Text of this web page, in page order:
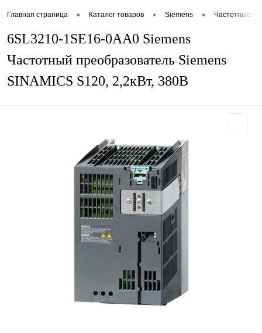
Главная страница • Каталог товаров • Siemens • Частотные
6SL3210-1SE16-0AA0 Siemens
Частотный преобразователь Siemens
SINAMICS S120, 2,2кВт, 380В